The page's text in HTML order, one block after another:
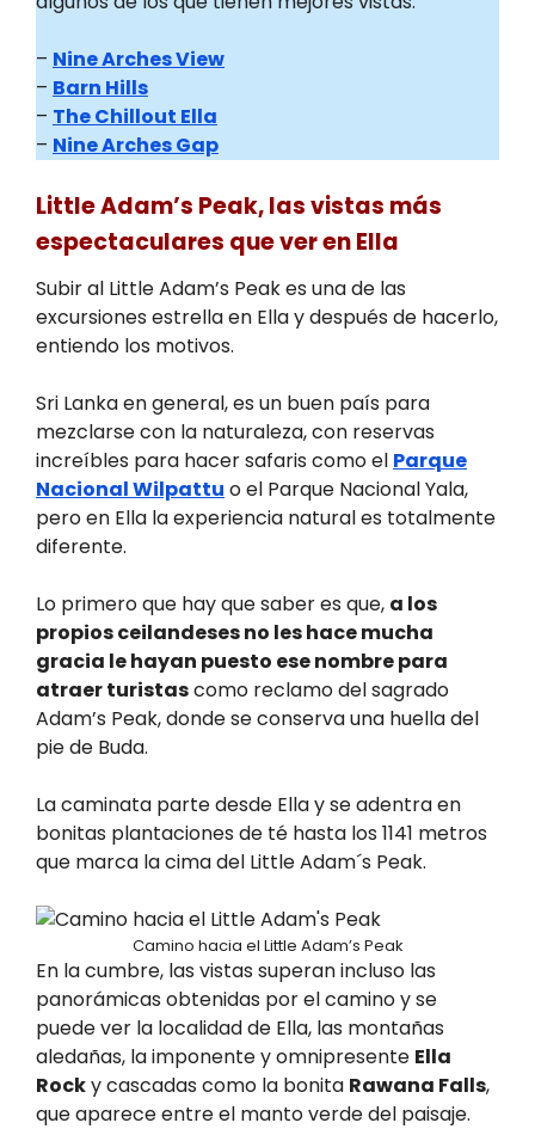
– Nine Arches View
– Barn Hills
– The Chillout Ella
– Nine Arches Gap
Little Adam’s Peak, las vistas más
espectaculares que ver en Ella
Subir al Little Adam’s Peak es una de las
excursiones estrella en Ella y después de hacerlo,
entiendo los motivos.
Sri Lanka en general, es un buen país para
mezclarse con la naturaleza, con reservas
increíbles para hacer safaris como el Parque
Nacional Wilpattu o el Parque Nacional Yala,
pero en Ella la experiencia natural es totalmente
diferente.
Lo primero que hay que saber es que, a los
propios ceilandeses no les hace mucha
gracia le hayan puesto ese nombre para
atraer turistascomo reclamo del sagrado
Adam’s Peak, donde se conserva una huella del
pie de Buda.
La caminata parte desde Ella y se adentra en
bonitas plantaciones de té hasta los 1141 metros
que marca la cima del Little Adam´s Peak.
Camino hacia el Little Adam’s Peak
En la cumbre, las vistas superan incluso las
panorámicas obtenidas por el camino y se
puede ver la localidad de Ella, las montañas
aledañas, la imponente y omnipresente Ella
Rocky cascadas como la bonita Rawana Falls,
que aparece entre el manto verde del paisaje.